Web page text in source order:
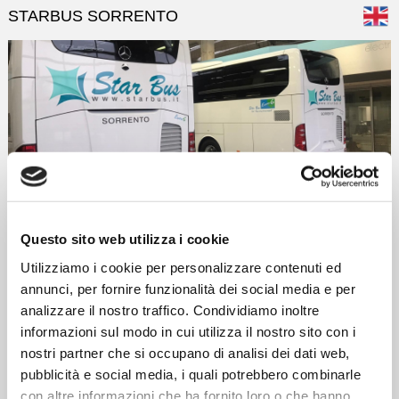
Questo sito web utilizza i cookie
Utilizziamo i cookie per personalizzare contenuti ed
annunci, per fornire funzionalità dei social media e per
analizzare il nostro traffico. Condividiamo inoltre
informazioni sul modo in cui utilizza il nostro sito con i
nostri partner che si occupano di analisi dei dati web,
pubblicità e social media, i quali potrebbero combinarle
con altre informazioni che ha fornito loro o che hanno
STARBUS SORRENTO
POLITICS QUALITY AND ENVIRONMENT
STARBUS
is a constantly expanding
progress and new technologies.
Our buses - according to Euro 5 and
Euro 6 with Bluetec technology -